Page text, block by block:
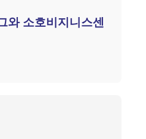
와 소호비지니스센